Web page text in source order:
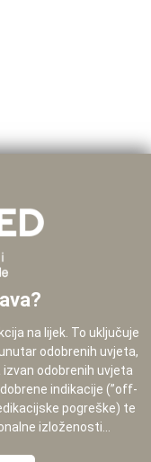
na lijek. To uključuje
odobrenih uvjeta,
odobrenih uvjeta
indikacije (”off-
pogreške) te
izloženosti...